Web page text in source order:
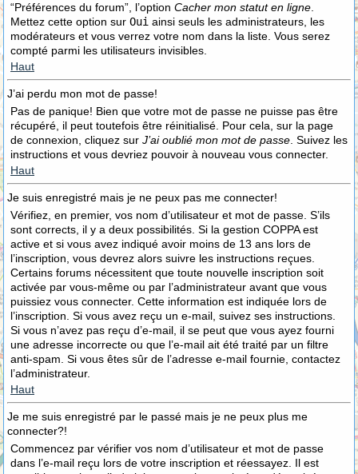
“Préférences du forum”, l’option Cacher mon statut en ligne
Mettez cette option sur Oui ainsi seuls les administrateurs, les
modérateurs et vous verrez votre nom dans la liste. Vous serez
compté parmi les utilisateurs invisibles.
Haut
J’ai perdu mon mot de passe!
Pas de panique! Bien que votre mot de passe ne puisse pas être
récupéré, il peut toutefois être réinitialisé. Pour cela, sur la page
de connexion, cliquez sur J’ai oublié mon mot de passe . Suivez les
instructions et vous devriez pouvoir à nouveau vous connecter.
Haut
Je suis enregistré mais je ne peux pas me connecter!
Vérifiez, en premier, vos nom d’utilisateur et mot de passe. S’ils
sont corrects, il y a deux possibilités. Si la gestion COPPA est
active et si vous avez indiqué avoir moins de 13 ans lors de
l’inscription, vous devrez alors suivre les instructions reçues.
Certains forums nécessitent que toute nouvelle inscription soit
activée par vous-même ou par l’administrateur avant que vous
puissiez vous connecter. Cette information est indiquée lors de
l’inscription. Si vous avez reçu un e-mail, suivez ses instructions.
Si vous n’avez pas reçu d’e-mail, il se peut que vous ayez fourni
une adresse incorrecte ou que l’e-mail ait été traité par un filtre
anti-spam. Si vous êtes sûr de l’adresse e-mail fournie, contactez
l’administrateur.
Haut
Je me suis enregistré par le passé mais je ne peux plus me
connecter?!
Commencez par vérifier vos nom d’utilisateur et mot de passe
dans l’e-mail reçu lors de votre inscription et réessayez. Il est